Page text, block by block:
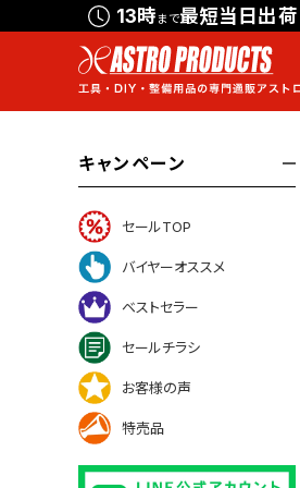
13時まで最短当日出荷
キャンペーン
セールTOP
バイヤーオススメ
ベストセラー
セールチラシ
お客様の声
特売品